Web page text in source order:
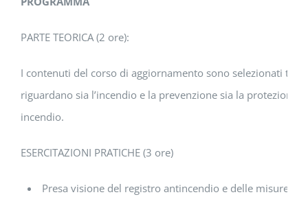
PARTE TEORICA (2 ore):
I contenuti del corso di aggiornamento sono selezionati tra
riguardano sia l’incendio e la prevenzione sia la protezione
incendio.
ESERCITAZIONI PRATICHE (3 ore)
Presa visione del registro antincendio e delle misure